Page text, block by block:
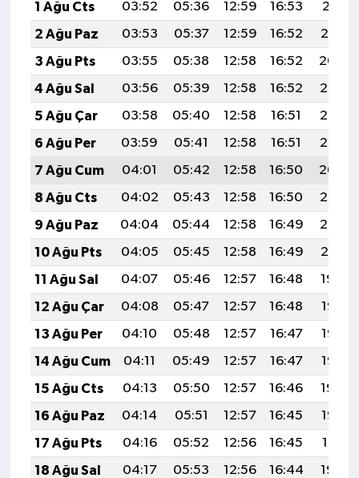
1 Ağu Cts
03:52 05:36 12:59 16:53
20:11
2 Ağu Paz
03:53 05:37 12:59 16:52
20:10
3 Ağu Pts
03:55 05:38 12:58 16:52
20:09
4 Ağu Sal
03:56 05:39 12:58 16:52
20:08
5 Ağu Çar
03:58 05:40 12:58 16:51
20:07
6 Ağu Per
03:59 05:41 12:58 16:51
20:05
7 Ağu Cum
04:01 05:42 12:58 16:50
20:04
8 Ağu Cts
04:02 05:43 12:58 16:50
20:03
9 Ağu Paz
04:04 05:44 12:58 16:49
20:02
10 Ağu Pts
04:05 05:45 12:58 16:49
20:01
11 Ağu Sal
04:07 05:46 12:57 16:48
19:59
12 Ağu Çar
04:08 05:47 12:57 16:48
19:58
13 Ağu Per
04:10 05:48 12:57 16:47
19:57
14 Ağu Cum
04:11 05:49 12:57 16:47
19:55
15 Ağu Cts
04:13 05:50 12:57 16:46
19:54
16 Ağu Paz
04:14 05:51 12:57 16:45
19:52
17 Ağu Pts
04:16 05:52 12:56 16:45
19:51
18 Ağu Sal
04:17 05:53 12:56 16:44
19:50